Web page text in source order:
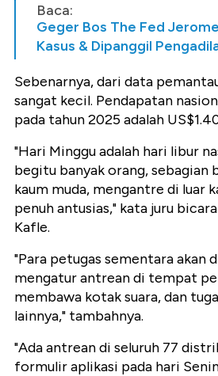
Baca:
Geger Bos The Fed
Kasus & Dipanggil
Sebenarnya, dari data
sangat kecil. Pendapatan
pada tahun 2025 adalah
"Hari Minggu adalah hari libur
begitu banyak orang, sebagian
kaum muda, mengantre di luar
penuh antusias," kata juru
Kafle.
"Para petugas sementara akan
mengatur antrean di tempat
membawa kotak suara, dan
lainnya," tambahnya.
"Ada antrean di seluruh 77
formulir aplikasi pada hari